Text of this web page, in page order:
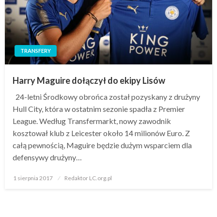
TRANSFERY
Harry Maguire dołączył do ekipy Lisów
24-letni Środkowy obrońca został pozyskany z drużyny
Hull City, która w ostatnim sezonie spadła z Premier
League. Według Transfermarkt, nowy zawodnik
kosztował klub z Leicester około 14 milionów Euro. Z
całą pewnością, Maguire będzie dużym wsparciem dla
defensywy drużyny…
Opublikowane
1 sierpnia 2017 Redaktor LC.org.pl